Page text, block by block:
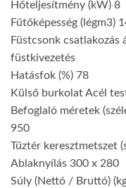
Hőteljesítmény (kW) 8
Fűtőképesség (légm3)
Füstcsonk csatlakozás
füstkivezetés
Hatásfok (%) 78
Külső burkolat Acél
Befoglaló méretek
950
Tűztér keresztmetszet
Ablaknyílás 300 x 280
Súly (Nettó / Bruttó)